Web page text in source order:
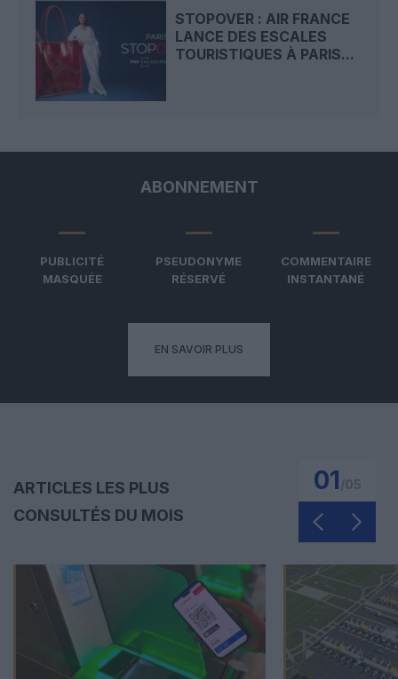
STOPOVER : AIR FRANCE
LANCE DES ESCALES
TOURISTIQUES À PARIS...
ABONNEMENT
PUBLICITÉ
MASQUÉE
PSEUDONYME
RÉSERVÉ
COMMENTAIRE
INSTANTANÉ
EN SAVOIR PLUS
ARTICLES LES PLUS
CONSULTÉS DU MOIS
01